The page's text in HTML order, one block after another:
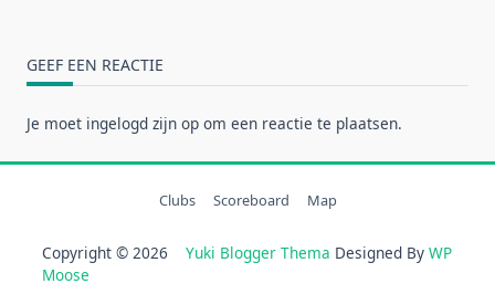
GEEF EEN REACTIE
Je moet ingelogd zijn op om een reactie te plaatsen.
Clubs Scoreboard Map
Copyright © 2026 Yuki Blogger Thema Designed By WP
Moose